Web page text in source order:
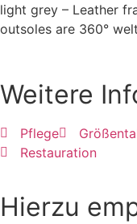
light grey – Leather
outsoles are 360°
Weitere
Pflege
Restauration
Hierzu